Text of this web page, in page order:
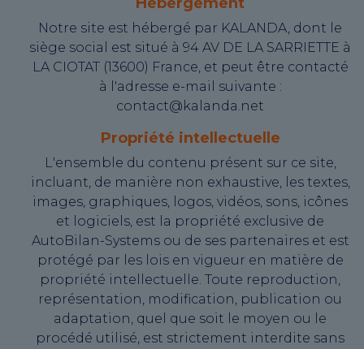
Notre site est hébergé par KALANDA, dont le
siège social est situé à 94 AV DE LA SARRIETTE à
LA CIOTAT (13600) France, et peut être contacté
à l'adresse e-mail suivante :
contact@kalanda.net
Propriété intellectuelle
L'ensemble du contenu présent sur ce site,
incluant, de manière non exhaustive, les textes,
images, graphiques, logos, vidéos, sons, icônes
et logiciels, est la propriété exclusive de
AutoBilan-Systems ou de ses partenaires et est
protégé par les lois en vigueur en matière de
propriété intellectuelle. Toute reproduction,
représentation, modification, publication ou
adaptation, quel que soit le moyen ou le
procédé utilisé, est strictement interdite sans